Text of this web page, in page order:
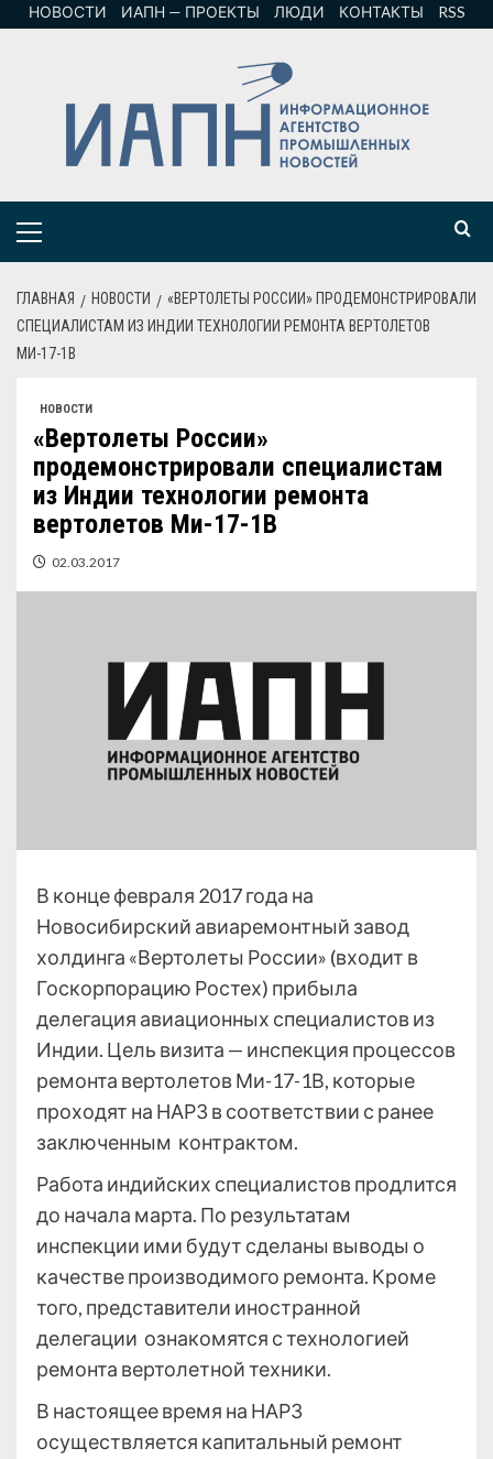
НОВОСТИ ИАПН — ПРОЕКТЫ ЛЮДИ КОНТАКТЫ RSS
ГЛАВНАЯ НОВОСТИ
«ВЕРТОЛЕТЫ РОССИИ» ПРОДЕМОНСТРИРОВАЛИ
СПЕЦИАЛИСТАМ ИЗ ИНДИИ ТЕХНОЛОГИИ РЕМОНТА ВЕРТОЛЕТОВ
МИ-17-1В
НОВОСТИ
«Вертолеты России»
продемонстрировали специалистам
из Индии технологии ремонта
вертолетов Ми-17-1В
02.03.2017
В конце февраля 2017 года на
Новосибирский авиаремонтный завод
холдинга «Вертолеты России» (входит в
Госкорпорацию Ростех) прибыла
делегация авиационных специалистов из
Индии. Цель визита — инспекция процессов
ремонта вертолетов Ми-17-1В, которые
проходят на НАРЗ в соответствии с ранее
заключенным контрактом.
Работа индийских специалистов продлится
до начала марта. По результатам
инспекции ими будут сделаны выводы о
качестве производимого ремонта. Кроме
того, представители иностранной
делегации ознакомятся с технологией
ремонта вертолетной техники.
В настоящее время на НАРЗ
осуществляется капитальный ремонт